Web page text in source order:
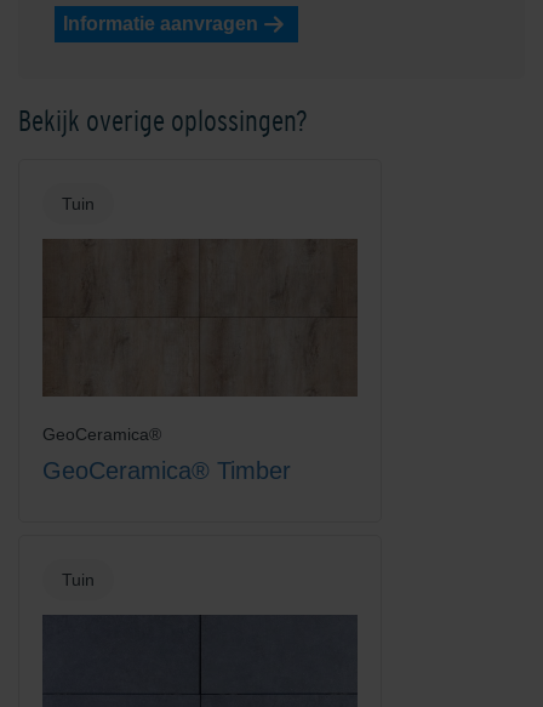
Informatie aanvragen
Bekijk overige oplossingen?
Tuin
GeoCeramica®
GeoCeramica® Timber
Tuin